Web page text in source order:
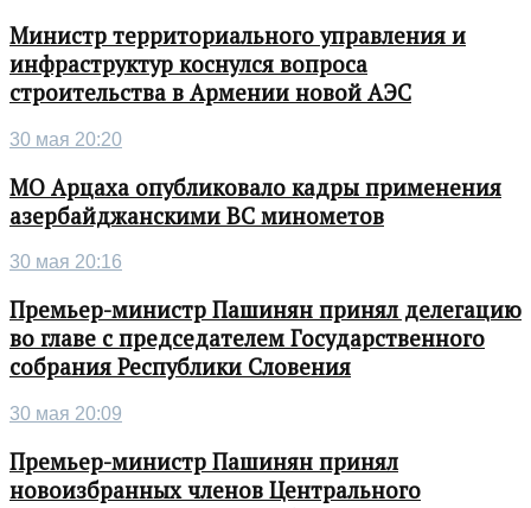
Министр территориального управления и
инфраструктур коснулся вопроса
строительства в Армении новой АЭС
30 мая 20:20
МО Арцаха опубликовало кадры применения
азербайджанскими ВС минометов
30 мая 20:16
Премьер-министр Пашинян принял делегацию
во главе с председателем Государственного
собрания Республики Словения
30 мая 20:09
Премьер-министр Пашинян принял
новоизбранных членов Центрального